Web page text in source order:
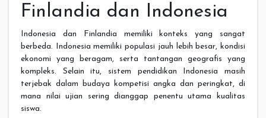
Finlandia dan Indonesia
Indonesia dan Finlandia memiliki konteks yang sangat
berbeda. Indonesia memiliki populasi jauh lebih besar, kondisi
ekonomi yang beragam, serta tantangan geografis yang
kompleks. Selain itu, sistem pendidikan Indonesia masih
terjebak dalam budaya kompetisi angka dan peringkat, di
mana nilai ujian sering dianggap penentu utama kualitas
siswa.